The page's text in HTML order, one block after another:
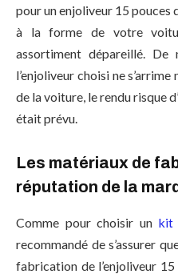
pour un enjoliveur 15 pouces
à la forme de votre
assortiment dépareillé.
l’enjoliveur choisi ne
de la voiture, le rendu risque
était prévu.
Les matériaux de
réputation de la
Comme pour choisir un kit
recommandé de s’assurer
fabrication de l’enjoliveur